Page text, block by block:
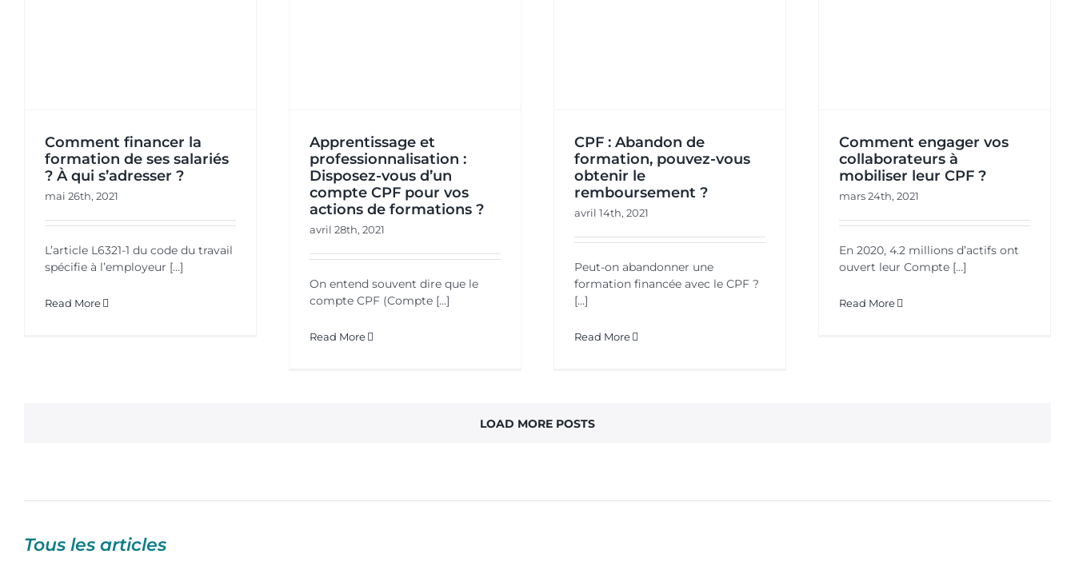
Comment financer la
formation de ses salariés
? À qui s’adresser ?
mai 26th, 2021
L’article L6321-1 du code du travail
spécifie à l’employeur [...]
Read More
Apprentissage et
professionnalisation :
Disposez-vous d’un
compte CPF pour vos
actions de formations ?
avril 28th, 2021
On entend souvent dire que le
compte CPF (Compte [...]
Read More
CPF : Abandon de
formation, pouvez-vous
obtenir le
remboursement ?
avril 14th, 2021
Peut-on abandonner une
formation financée avec le CPF ?
[...]
Read More
Comment engager vos
collaborateurs à
mobiliser leur CPF ?
mars 24th, 2021
En 2020, 4.2 millions d’actifs ont
ouvert leur Compte [...]
Read More
LOAD MORE POSTS
Tous les articles